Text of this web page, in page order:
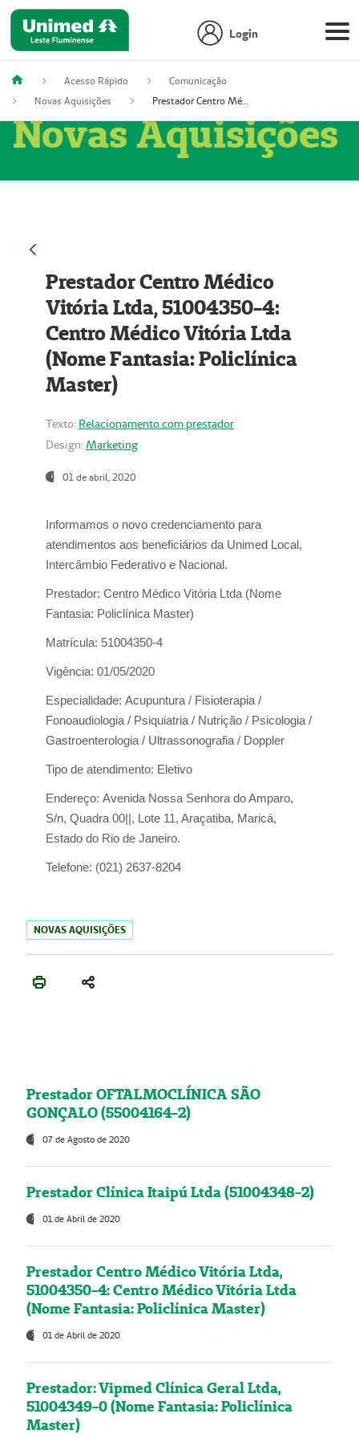
Login
Acesso Rápido
Comunicação
Novas Aquisições
Prestador Centro Médico Vitória Ltda, 51004350-4: Centro Médico Vitória Ltda (Nome Fantasia: Policlínica Master)
Novas Aquisições
Prestador Centro Médico
Vitória Ltda, 51004350-4:
Centro Médico Vitória Ltda
(Nome Fantasia: Policlínica
Master)
Texto: Relacionamento com prestador
Design: Marketing
01 de abril, 2020
Informamos o novo credenciamento para
atendimentos aos beneficiários da Unimed Local,
Intercâmbio Federativo e Nacional.
Prestador: Centro Médico Vitória Ltda (Nome
Fantasia: Policlínica Master)
Matrícula: 51004350-4
Vigência: 01/05/2020
Especialidade: Acupuntura / Fisioterapia /
Fonoaudiologia / Psiquiatria / Nutrição / Psicologia /
Gastroenterologia / Ultrassonografia / Doppler
Tipo de atendimento: Eletivo
Endereço: Avenida Nossa Senhora do Amparo,
S/n, Quadra 00||, Lote 11, Araçatiba, Maricá,
Estado do Rio de Janeiro.
Telefone: (021) 2637-8204
NOVAS AQUISIÇÕES
Prestador OFTALMOCLÍNICA SÃO
GONÇALO (55004164-2)
07 de Agosto de 2020
Prestador Clínica Itaipú Ltda (51004348-2)
01 de Abril de 2020
Prestador Centro Médico Vitória Ltda,
51004350-4: Centro Médico Vitória Ltda
(Nome Fantasia: Policlínica Master)
01 de Abril de 2020
Prestador: Vipmed Clínica Geral Ltda,
51004349-0 (Nome Fantasia: Policlínica
Master)